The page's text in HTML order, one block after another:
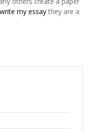
write my essaythey are a